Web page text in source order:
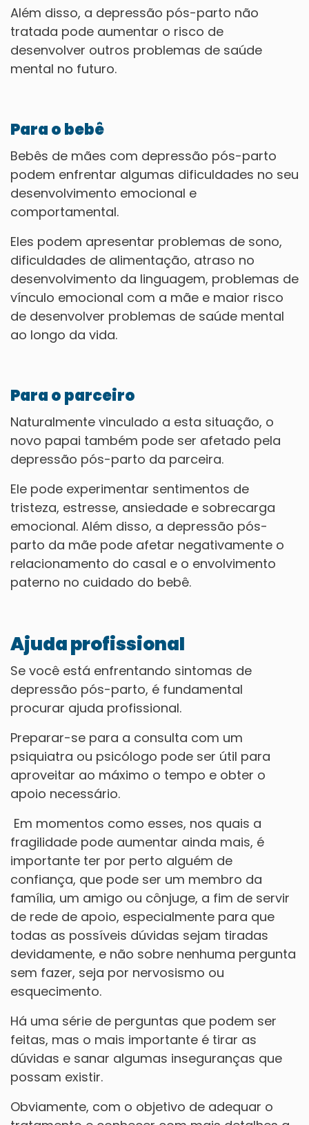
Além disso, a depressão pós-parto não
tratada pode aumentar o risco de
desenvolver outros problemas de saúde
mental no futuro.
Para o bebê
Bebês de mães com depressão pós-parto
podem enfrentar algumas dificuldades no seu
desenvolvimento emocional e
comportamental.
Eles podem apresentar problemas de sono,
dificuldades de alimentação, atraso no
desenvolvimento da linguagem, problemas de
vínculo emocional com a mãe e maior risco
de desenvolver problemas de saúde mental
ao longo da vida.
Para o parceiro
Naturalmente vinculado a esta situação, o
novo papai também pode ser afetado pela
depressão pós-parto da parceira.
Ele pode experimentar sentimentos de
tristeza, estresse, ansiedade e sobrecarga
emocional. Além disso, a depressão pós-
parto da mãe pode afetar negativamente o
relacionamento do casal e o envolvimento
paterno no cuidado do bebê.
Ajuda profissional
Se você está enfrentando sintomas de
depressão pós-parto, é fundamental
procurar ajuda profissional.
Preparar-se para a consulta com um
psiquiatra ou psicólogo pode ser útil para
aproveitar ao máximo o tempo e obter o
apoio necessário.
Em momentos como esses, nos quais a
fragilidade pode aumentar ainda mais, é
importante ter por perto alguém de
confiança, que pode ser um membro da
família, um amigo ou cônjuge, a fim de servir
de rede de apoio, especialmente para que
todas as possíveis dúvidas sejam tiradas
devidamente, e não sobre nenhuma pergunta
sem fazer, seja por nervosismo ou
esquecimento.
Há uma série de perguntas que podem ser
feitas, mas o mais importante é tirar as
dúvidas e sanar algumas inseguranças que
possam existir.
Obviamente, com o objetivo de adequar o